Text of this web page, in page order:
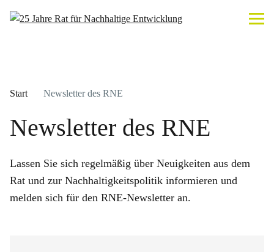
Start Newsletter des RNE
Newsletter des RNE
Lassen Sie sich regelmäßig über Neuigkeiten aus dem
Rat und zur Nachhaltigkeitspolitik informieren und
melden sich für den RNE-Newsletter an.